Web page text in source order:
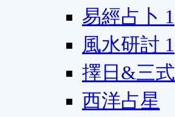
易經占卜 1
風水研討 1
擇日&三式
西洋占星